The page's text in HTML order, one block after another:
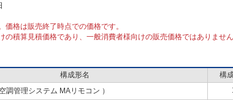
格は販売終了時点での価格です。
の積算見積価格であり、一般消費者様向けの販売価格ではありませ
構成形名
構
調管理システム MAリモコン ）